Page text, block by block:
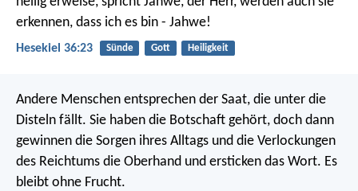
erkennen, dass ich es bin - Jahwe!
Hesekiel 36:23 Sünde Gott Heiligkeit
Andere Menschen entsprechen der Saat, die unter die
Disteln fällt. Sie haben die Botschaft gehört, doch dann
gewinnen die Sorgen ihres Alltags und die Verlockungen
des Reichtums die Oberhand und ersticken das Wort. Es
bleibt ohne Frucht.